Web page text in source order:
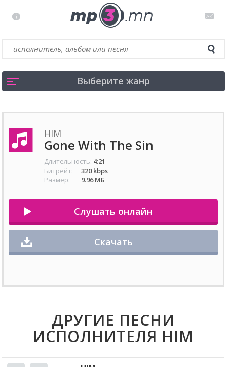
Выберите жанр
HIM
Gone With The Sin
Длительность: 4:21
Битрейт:
320 kbps
Размер:
9.96 МБ
Слушать онлайн
Скачать
ДРУГИЕ ПЕСНИ
ИСПОЛНИТЕЛЯ HIM